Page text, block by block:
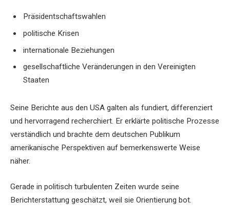
Präsidentschaftswahlen
politische Krisen
internationale Beziehungen
gesellschaftliche Veränderungen in den Vereinigten
Staaten
Seine Berichte aus den USA galten als fundiert, differenziert
und hervorragend recherchiert. Er erklärte politische Prozesse
verständlich und brachte dem deutschen Publikum
amerikanische Perspektiven auf bemerkenswerte Weise
näher.
Gerade in politisch turbulenten Zeiten wurde seine
Berichterstattung geschätzt, weil sie Orientierung bot.